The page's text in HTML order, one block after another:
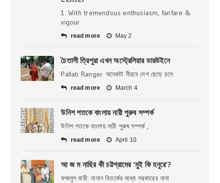
1. With tremendous enthusiasm, fanfare &
vigour
read more May 2
চৈতালী ত্রিপুরা এখন অস্ট্রেলিয়ার ডারউইনে
Pallab Rangei: অনেকটা নীরবে দেশ ছেড়ে চলে
read more March 4
উনিশ শতকে বাংলায় নারী পুরুষ সম্পর্ক
উনিশ শতকে বাংলায় নারী পুরুষ সম্পর্ক ,
read more April 10
আ জ ম নাছির কী চট্টগ্রামের ‘মুই কি হনুরে’?
ফজলুল বারী: নানান বিতর্কের মধ্যে সরকারের নানা